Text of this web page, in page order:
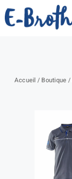
Passer
au
Accueil / Boutique /